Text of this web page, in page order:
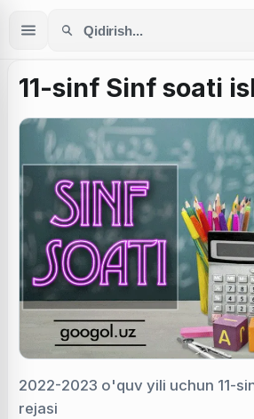
11-sinf Sinf soati
2022-2023 o'quv yili uchun 11-
rejasi